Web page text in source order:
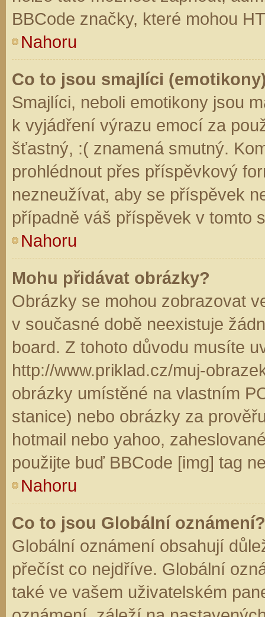
BBCode značky, které mohou
Nahoru
Co to jsou smajlíci
Smajlíci, neboli emotikony jsou
k vyjádření výrazu emocí za
šťastný, :( znamená smutný.
prohlédnout přes příspěvkový
nezneužívat, aby se příspěvek
případně váš příspěvek v tomto
Nahoru
Mohu přidávat obrázky?
Obrázky se mohou zobrazovat
v současné době neexistuje
board. Z tohoto důvodu musíte
http://www.priklad.cz/muj-
obrázky umístěné na vlastním
stanice) nebo obrázky za
hotmail nebo yahoo,
použijte buď BBCode [img] tag
Nahoru
Co to jsou Globální oznámení?
Globální oznámení obsahují
přečíst co nejdříve. Globální
také ve vašem uživatelském